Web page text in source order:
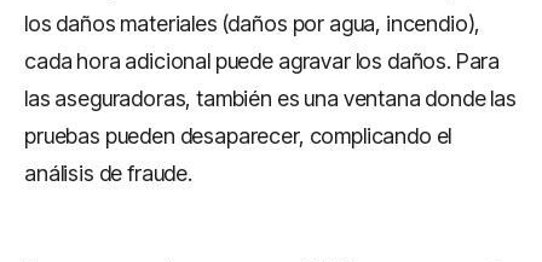
los daños materiales (daños por agua, incendio),
cada hora adicional puede agravar los daños. Para
las aseguradoras, también es una ventana donde las
pruebas pueden desaparecer, complicando el
análisis de fraude.